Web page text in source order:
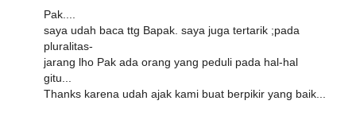
Pak....
saya udah baca ttg Bapak. saya juga tertarik ;pada
pluralitas-
jarang lho Pak ada orang yang peduli pada hal-hal
gitu...
Thanks karena udah ajak kami buat berpikir yang baik...